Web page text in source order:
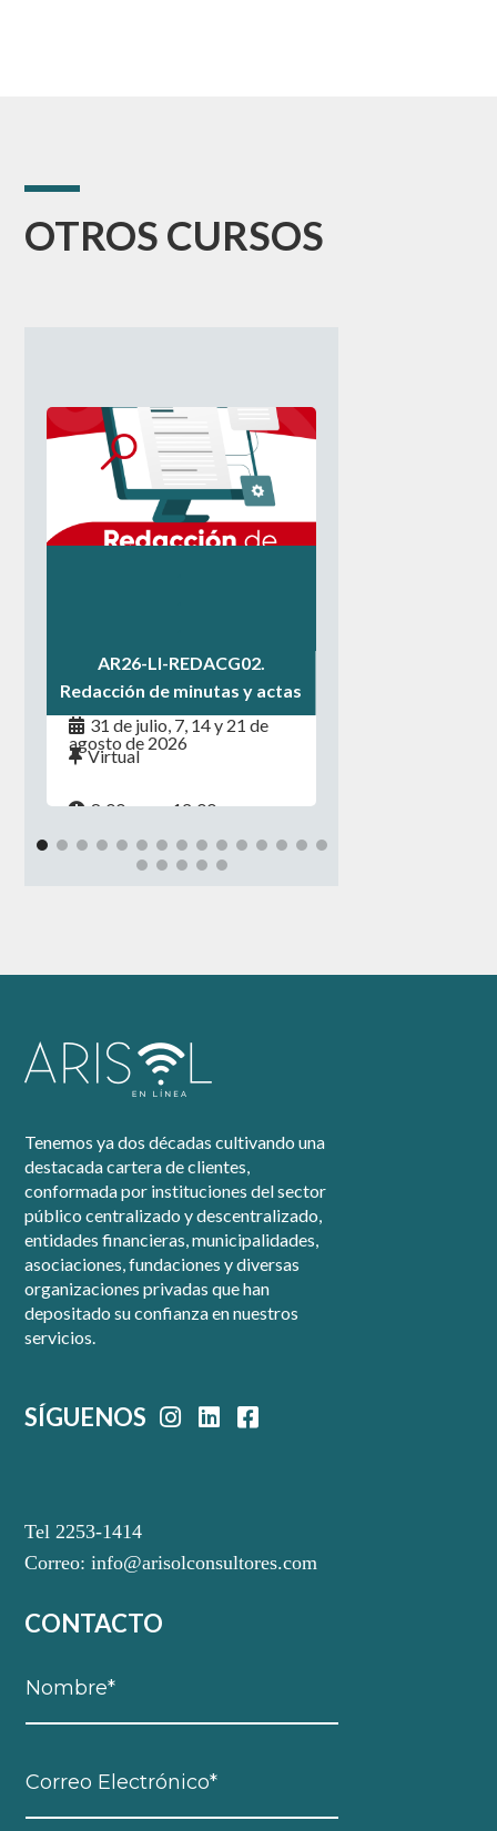
OTROS CURSOS
AR26-LI-REDACG02.
Redacción de minutas y actas
Virtual
8:00 a.m. - 12:00 p.m.
31 de julio, 7, 14 y 21 de
agosto de 2026
Tenemos ya dos décadas cultivando una
destacada cartera de clientes,
conformada por instituciones del sector
público centralizado y descentralizado,
entidades financieras, municipalidades,
asociaciones, fundaciones y diversas
organizaciones privadas que han
depositado su confianza en nuestros
servicios.
SÍGUENOS
Tel 2253-1414
Correo:info@arisolconsultores.com
CONTACTO